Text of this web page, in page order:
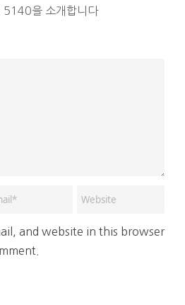
을 소개합니다
and website in this browser